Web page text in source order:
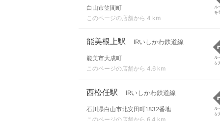
白山市笠間町
このページの店舗から 4 km
ル
を
能美根上駅 IRいしかわ鉄道線
能美市大成町
このページの店舗から 4.6 km
ル
を
西松任駅 IRいしかわ鉄道線
石川県白山市北安田町1832番地
このページの店舗から 6.4 km
ル
を